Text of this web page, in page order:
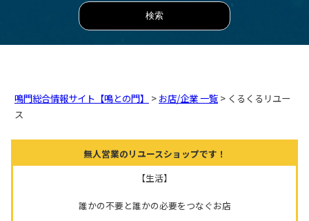
鳴門総合情報サイト【鳴との門】 > お店/企業 一覧 > くるくるリユー
ス
無人営業のリユースショップです！
【生活】
誰かの不要と誰かの必要をつなぐお店